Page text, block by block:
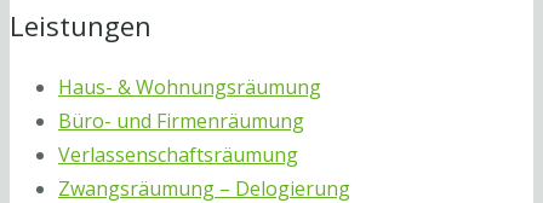
Leistungen
Haus- & Wohnungsräumung
Büro- und Firmenräumung
Verlassenschaftsräumung
Zwangsräumung – Delogierung